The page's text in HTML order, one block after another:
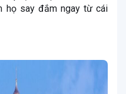
họ say đắm ngay từ cái